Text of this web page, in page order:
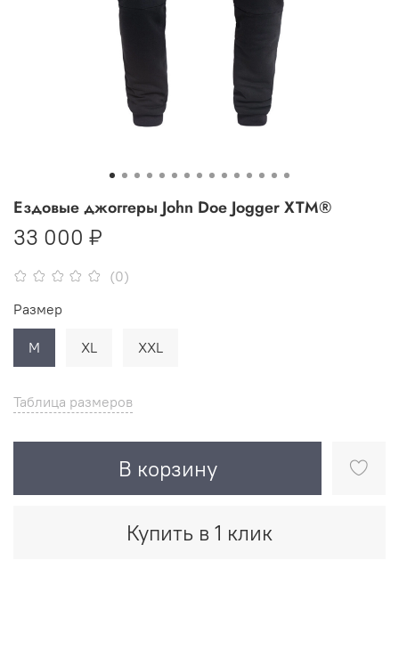
(0)
Ездовые джоггеры John Doe Jogger XTM®
33 000 ₽
Таблица размеров
В корзину
Купить в 1 клик
Размер
M XL XXL